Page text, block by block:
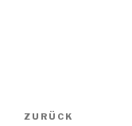
Vorheriger
ZURÜCK